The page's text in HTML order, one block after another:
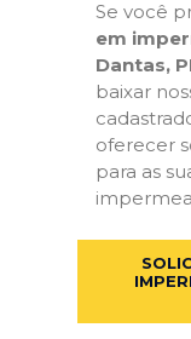
Se você
em
Dantas,
baixar
oferecer
para as